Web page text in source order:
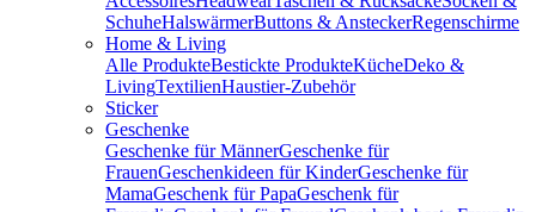
SchuheHalswärmerButtons & AnsteckerRegenschirme
Home & Living
Alle ProdukteBestickte ProdukteKücheDeko &
LivingTextilienHaustier-Zubehör
Sticker
Geschenke
Geschenke für MännerGeschenke für
FrauenGeschenkideen für KinderGeschenke für
MamaGeschenk für PapaGeschenk für